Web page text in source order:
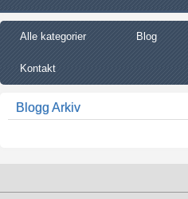
Alle kategorier Blog
Kontakt
Blogg Arkiv